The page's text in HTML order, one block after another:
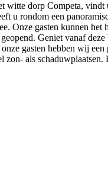
witte dorp Competa,
u rondom een
Onze gasten kunnen
Geniet vanaf
gasten hebben wij
als